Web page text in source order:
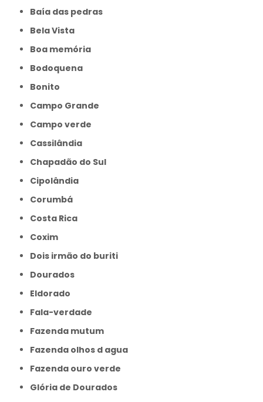
Baía das pedras
Bela Vista
Boa memória
Bodoquena
Bonito
Campo Grande
Campo verde
Cassilândia
Chapadão do Sul
Cipolândia
Corumbá
Costa Rica
Coxim
Dois irmão do buriti
Dourados
Eldorado
Fala-verdade
Fazenda mutum
Fazenda olhos d agua
Fazenda ouro verde
Glória de Dourados